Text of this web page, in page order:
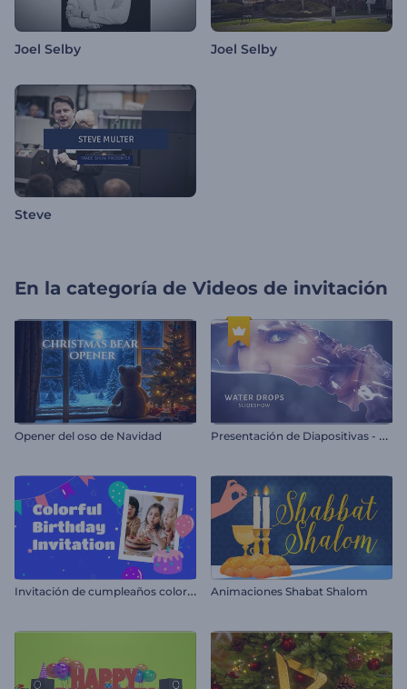
Joel Selby Joel Selby
Steve
En la categoría de Videos de invitación
Opener del oso de Navidad P
resentación de Diapositivas - Gotas de Agua
I
nvitación de cumpleaños colorida Animaciones Shabat Shalom